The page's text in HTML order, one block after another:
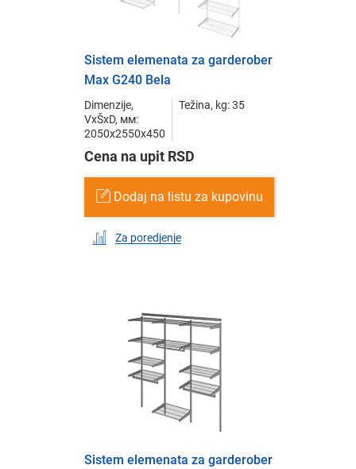
Sistem elemenata za garderober
Max G240 Bela
Dimenzije,
VxŠxD, мм:
2050x2550x450
Težina, kg: 35
Cena na upit RSD
Dodaj na listu za kupovinu
Za poredjenje
Sistem elemenata za garderober